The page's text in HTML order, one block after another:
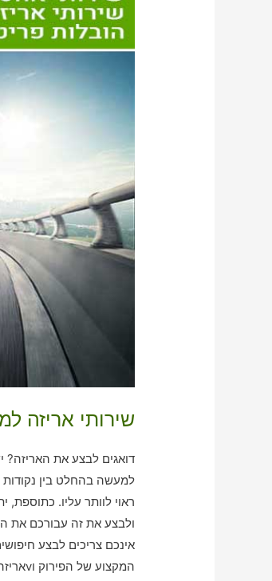
שירותי אריזה
דואגים לבצע את האריזה?
למעשה בהחלט בין
ראוי לוותר עליו. כתוספת,
ולבצע את זה עבורכם את
אינכם צריכים לבצע
המקצוע של הפירוק וvאריזה והנשיאה שהכי תואם לצרכים שלכם!